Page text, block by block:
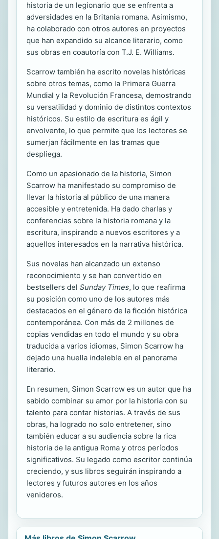
historia de un legionario que se enfrenta a
adversidades en la Britania romana. Asimismo,
ha colaborado con otros autores en proyectos
que han expandido su alcance literario, como
sus obras en coautoría con T.J. E. Williams.
Scarrow también ha escrito novelas históricas
sobre otros temas, como la Primera Guerra
Mundial y la Revolución Francesa, demostrando
su versatilidad y dominio de distintos contextos
históricos. Su estilo de escritura es ágil y
envolvente, lo que permite que los lectores se
sumerjan fácilmente en las tramas que
despliega.
Como un apasionado de la historia, Simon
Scarrow ha manifestado su compromiso de
llevar la historia al público de una manera
accesible y entretenida. Ha dado charlas y
conferencias sobre la historia romana y la
escritura, inspirando a nuevos escritores y a
aquellos interesados en la narrativa histórica.
Sus novelas han alcanzado un extenso
reconocimiento y se han convertido en
bestsellers del Sunday Times, lo que reafirma
su posición como uno de los autores más
destacados en el género de la ficción histórica
contemporánea. Con más de 2 millones de
copias vendidas en todo el mundo y su obra
traducida a varios idiomas, Simon Scarrow ha
dejado una huella indeleble en el panorama
literario.
En resumen, Simon Scarrow es un autor que ha
sabido combinar su amor por la historia con su
talento para contar historias. A través de sus
obras, ha logrado no solo entretener, sino
también educar a su audiencia sobre la rica
historia de la antigua Roma y otros períodos
significativos. Su legado como escritor continúa
creciendo, y sus libros seguirán inspirando a
lectores y futuros autores en los años
venideros.